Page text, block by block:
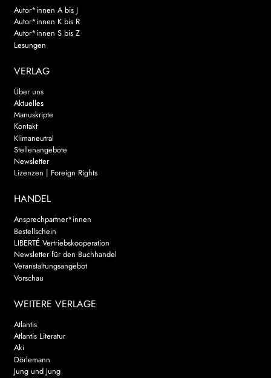
Autor*innen A bis J
Autor*innen K bis R
Autor*innen S bis Z
Lesungen
VERLAG
Über uns
Aktuelles
Manuskripte
Kontakt
Klimaneutral
Stellenangebote
Newsletter
Lizenzen | Foreign Rights
HANDEL
Ansprechpartner*innen
Bestellschein
LIBERTÉ Vertriebskooperation
Newsletter für den Buchhandel
Veranstaltungsangebot
Vorschau
WEITERE VERLAGE
Atlantis
Atlantis Literatur
Aki
Dörlemann
Jung und Jung